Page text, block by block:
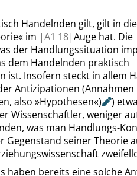
Handelnden gilt, gilt in
«im |A1 18|Auge hat. Die
der Handlungssituation
dem Handelnden praktisch
ist. Insofern steckt in allem
Antizipationen (Annahmen
also »Hypothesen«)
)
Wissenschaftler, weniger
was man Handlungs-
Gegenstand seiner Theorie
haben bereits eine solche